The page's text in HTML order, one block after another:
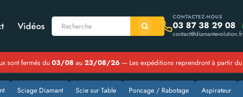
Vidéos
CONTACTEZ-NOUS
03 87 38 29 08
contact@diamantevolution.fr
sont fermés du03/08 au 23/08/26 — Les expéditions reprendront à partir du
Sciage Diamant Scie sur Table Poncage / Rabotage Aspirateur